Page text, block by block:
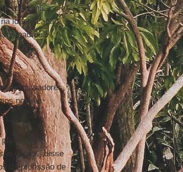
econômica
identificação
padrões
pesquisadores
nossas
de
iguais”, disse
da profissão de